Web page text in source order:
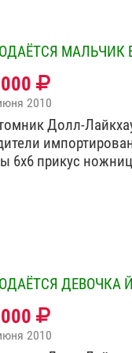
МАЛЬЧИК
2010
Долл-
6х6 прикус
ДЕВОЧКА
2010